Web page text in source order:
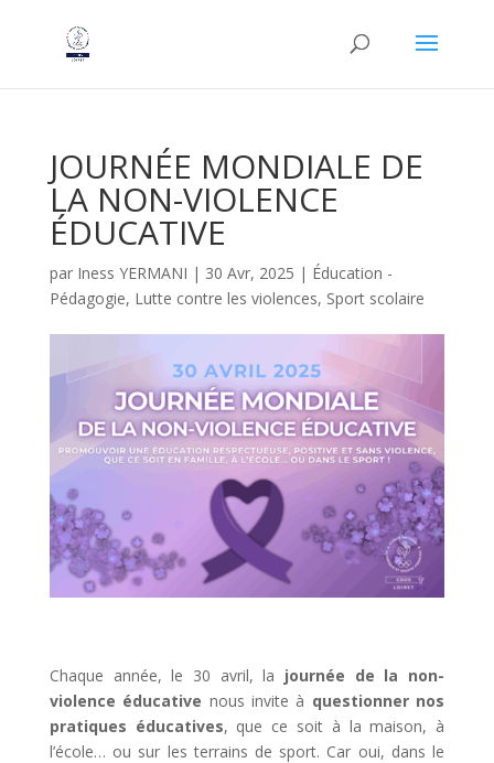
JOURNÉE MONDIALE DE
LA NON-VIOLENCE
ÉDUCATIVE
par Iness YERMANI | 30 Avr, 2025 | Éducation -
Pédagogie, Lutte contre les violences, Sport scolaire
Chaque année, le 30 avril, la journée de la non-
violence éducative nous invite à questionner nos
pratiques éducatives, que ce soit à la maison, à
l’école… ou sur les terrains de sport. Car oui, dans le